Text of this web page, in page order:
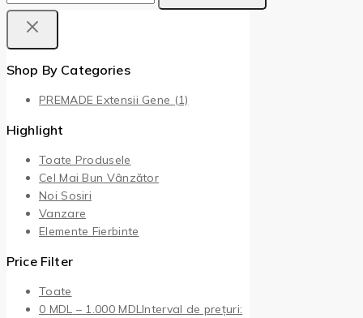
Shop By Categories
PREMADE Extensii Gene (1)
Highlight
Toate Produsele
Cel Mai Bun Vânzător
Noi Sosiri
Vanzare
Elemente Fierbinte
Price Filter
Toate
0 MDL – 1.000MDLInterval de prețuri: